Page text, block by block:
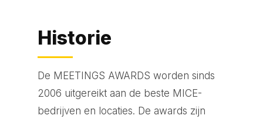
Historie
De MEETINGS AWARDS worden sinds
2006 uitgereikt aan de beste MICE-
bedrijven en locaties. De awards zijn